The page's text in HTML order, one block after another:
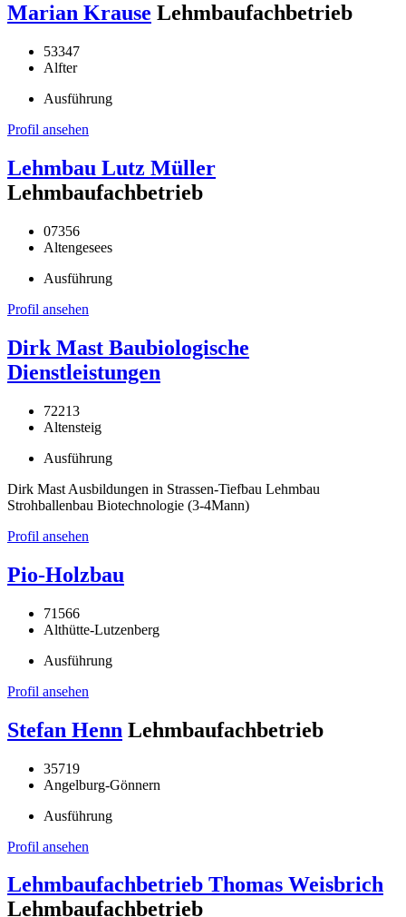
Marian Krause Lehmbaufachbetrieb
53347
Alfter
Ausführung
Profil ansehen
Lehmbau Lutz Müller
Lehmbaufachbetrieb
07356
Altengesees
Ausführung
Profil ansehen
Dirk Mast Baubiologische
Dienstleistungen
72213
Altensteig
Ausführung
Dirk Mast Ausbildungen in Strassen-Tiefbau Lehmbau
Strohballenbau Biotechnologie (3-4Mann)
Profil ansehen
Pio-Holzbau
71566
Althütte-Lutzenberg
Ausführung
Profil ansehen
Stefan Henn Lehmbaufachbetrieb
35719
Angelburg-Gönnern
Ausführung
Profil ansehen
Lehmbaufachbetrieb Thomas Weisbrich
Lehmbaufachbetrieb